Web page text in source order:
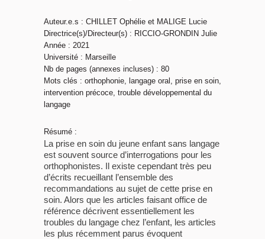
Auteur.e.s : CHILLET Ophélie et MALIGE Lucie
Directrice(s)/Directeur(s) : RICCIO-GRONDIN Julie
Année : 2021
Université : Marseille
Nb de pages (annexes incluses) : 80
Mots clés : orthophonie, langage oral, prise en soin,
intervention précoce, trouble développemental du
langage
Résumé :
La prise en soin du jeune enfant sans langage
est souvent source d’interrogations pour les
orthophonistes. Il existe cependant très peu
d’écrits recueillant l’ensemble des
recommandations au sujet de cette prise en
soin. Alors que les articles faisant office de
référence décrivent essentiellement les
troubles du langage chez l’enfant, les articles
les plus récemment parus évoquent